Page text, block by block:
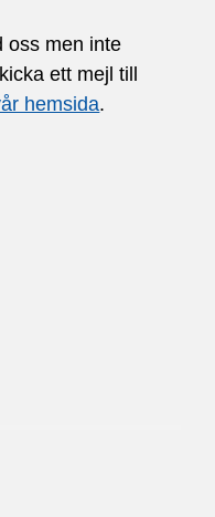
oss men inte
ett mejl till
hemsida.